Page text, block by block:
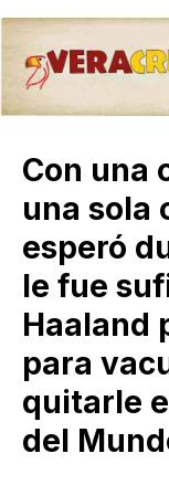
Con una
una sola
esperó
le fue
Haaland
para
quitarle
del